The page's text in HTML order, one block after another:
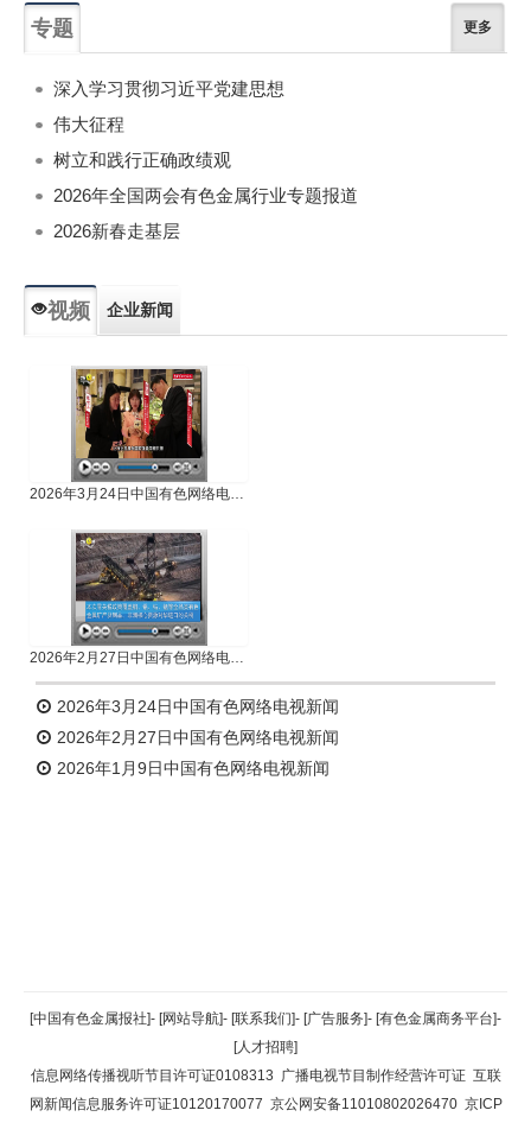
专题 更多
深入学习贯彻习近平党建思想
伟大征程
树立和践行正确政绩观
2026年全国两会有色金属行业专题报道
2026新春走基层
视频 企业新闻
2026年3月24日中国有色网络电视新闻
2026年2月27日中国有色网络电视新闻
2026年3月24日中国有色网络电视新闻
2026年2月27日中国有色网络电视新闻
2026年1月9日中国有色网络电视新闻
返回顶部
返回首页
[中国有色金属报社]- [网站导航]- [联系我们]- [广告服务]- [有色金属商务平台]-
[人才招聘]
信息网络传播视听节目许可证0108313 广播电视节目制作经营许可证 互联
网新闻信息服务许可证10120170077 京公网安备11010802026470 京ICP